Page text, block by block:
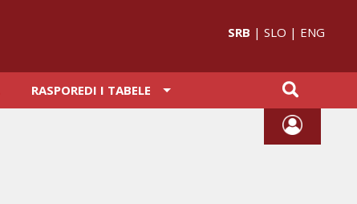
SRB | SLO | ENG
RASPOREDI I TABELE